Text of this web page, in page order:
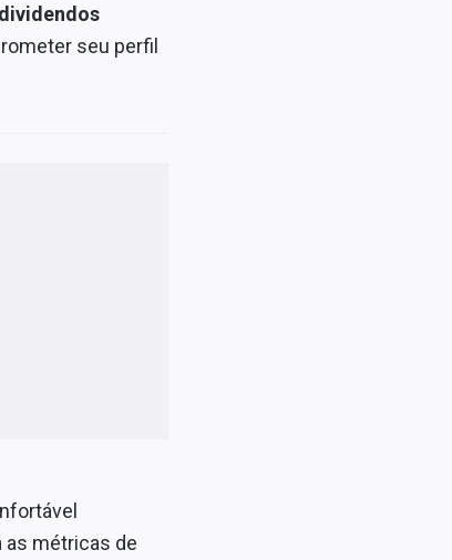
seu perfil
as métricas de